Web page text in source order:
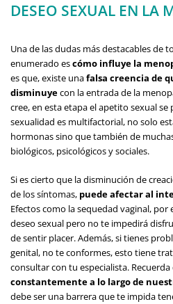
DESEO SEXUAL EN LA
Una de las dudas más destacables de
enumerado escómo influye la
es que, existe unafalsa creencia de
disminuyecon la entrada de la
cree, en esta etapa el apetito sexual
sexualidad es multifactorial, no solo
hormonas sino que también de
biológicos, psicológicos y sociales.
Si es cierto que la disminución de
de los síntomas, puede afectar al
Efectos como la sequedad vaginal,
deseo sexual pero no te impedirá
de sentir placer. Además, si tienes
genital, no te conformes, esto tiene
consultar con tu especialista. Recuerda
constantemente a lo largo de
debe ser una barrera que te impida